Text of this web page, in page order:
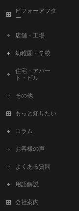
ビフォーアフタ
ー
店舗・工場
幼稚園・学校
住宅・アパー
ト・ビル
その他
もっと知りたい
コラム
お客様の声
よくある質問
用語解説
会社案内